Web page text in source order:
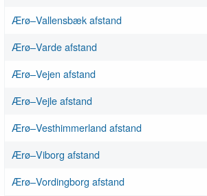
Ærø–Vallensbæk afstand
Ærø–Varde afstand
Ærø–Vejen afstand
Ærø–Vejle afstand
Ærø–Vesthimmerland afstand
Ærø–Viborg afstand
Ærø–Vordingborg afstand